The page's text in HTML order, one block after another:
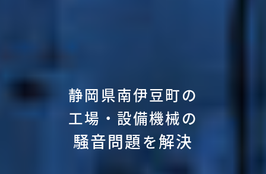
静岡県南伊豆町の
工場・設備機械の
騒音問題を解決